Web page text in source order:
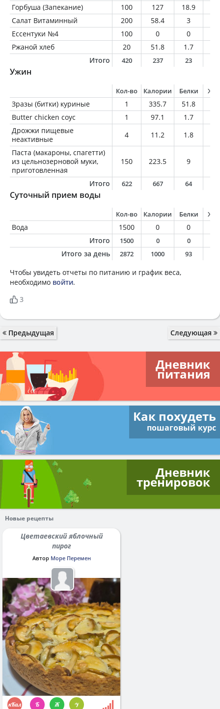
Горбуша (Запекание) 100 127 18.9
Салат Витаминный
200 58.4 3
Ессентуки №4
100 0 0
Ржаной хлеб
20 51.8 1.7
Итого
420 237 23
Ужин
Кол-во Калории Белки
Зразы (битки) куриные 1 335.7 51.8
Butter chicken соус
1 97.1 1.7
Дрожжи пищевые
неактивные
4 11.2 1.8
Паста (макароны, спагетти)
из цельнозерновой муки,
приготовленная
150 223.5 9
Итого 622 667 64
Суточный прием воды
Кол-во Калории Белки
Вода 1500 0 0
Итого
1500 0 0
Итого за день 2872 1000 93
Чтобы увидеть отчеты по питанию и график веса,
необходимо войти.
3
Предыдущая Следующая
Дневник
питания
Как похудеть
пошаговый курс
Дневник
тренировок
Новые рецепты
Цветаевский яблочный
пирог
Автор Море Перемен